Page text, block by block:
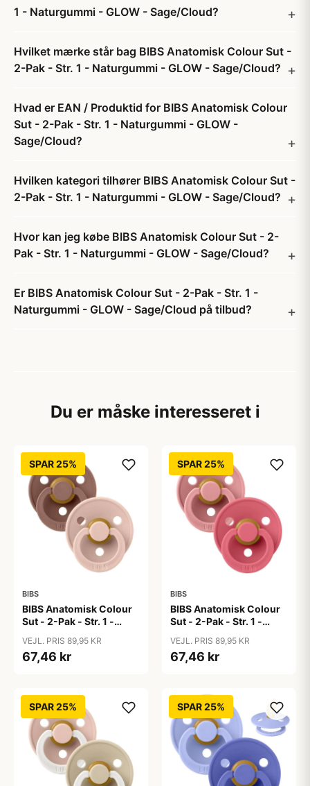
1 - Naturgummi - GLOW - Sage/Cloud?
Hvilket mærke står bag BIBS Anatomisk Colour Sut -
2-Pak - Str. 1 - Naturgummi - GLOW - Sage/Cloud?
Hvad er EAN / Produktid for BIBS Anatomisk Colour
Sut - 2-Pak - Str. 1 - Naturgummi - GLOW -
Sage/Cloud?
Hvilken kategori tilhører BIBS Anatomisk Colour Sut -
2-Pak - Str. 1 - Naturgummi - GLOW - Sage/Cloud?
Hvor kan jeg købe BIBS Anatomisk Colour Sut - 2-
Pak - Str. 1 - Naturgummi - GLOW - Sage/Cloud?
Er BIBS Anatomisk Colour Sut - 2-Pak - Str. 1 -
Naturgummi - GLOW - Sage/Cloud på tilbud?
Du er måske interesseret i
SPAR 25%
BIBS
BIBS Anatomisk Colour
Sut - 2-Pak - Str. 1 -
Blush/Woodchuck
VEJL. PRIS 89,95 KR
67,46 kr
SPAR 25%
BIBS
BIBS Anatomisk Colour
Sut - 2-Pak - Str. 1 -
Pink/Coral
VEJL. PRIS 89,95 KR
67,46 kr
SPAR 25% SPAR 25%